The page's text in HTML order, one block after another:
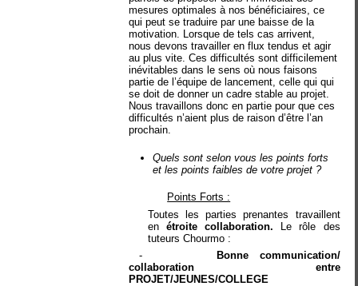
mesures optimales à nos bénéficiaires, ce
qui peut se traduire par une baisse de la
motivation. Lorsque de tels cas arrivent,
nous devons travailler en flux tendus et agir
au plus vite. Ces difficultés sont difficilement
inévitables dans le sens où nous faisons
partie de l’équipe de lancement, celle qui qui
se doit de donner un cadre stable au projet.
Nous travaillons donc en partie pour que ces
difficultés n’aient plus de raison d’être l’an
prochain.
Quels sont selon vous les points forts
et les points faibles de votre projet ?
Points Forts :
Toutes les parties prenantes travaillent
enétroite collaboration. Le rôle des
tuteurs Chourmo :
-
Bonne communication/
collaboration entre
PROJET/JEUNES/COLLEGE